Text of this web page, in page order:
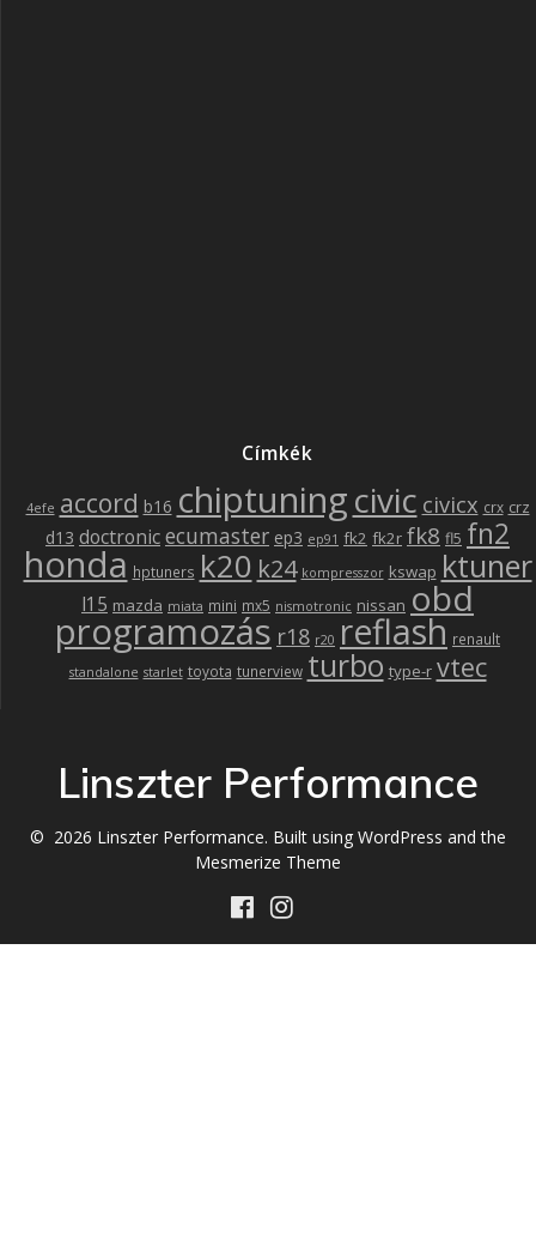
Címkék
4efe accord b16 chiptuningcivic civicx crx crz
d13 doctronicecumaster ep3 ep91 fk2 fk2r fk8 fl5 fn2
honda hptuners k20 k24 kompresszor kswap ktuner
l15 mazda miata mini mx5 nismotronic nissan obd
programozás r18 r20 reflash renault
standalone starlet toyota tunerview turbo type-r vtec
Linszter Performance
© 2026 Linszter Performance. Built using WordPress and the
Mesmerize Theme